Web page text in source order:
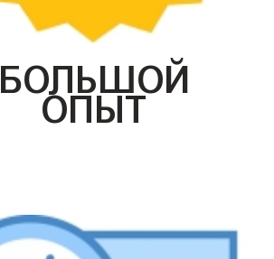
БОЛЬШОЙ
ОПЫТ